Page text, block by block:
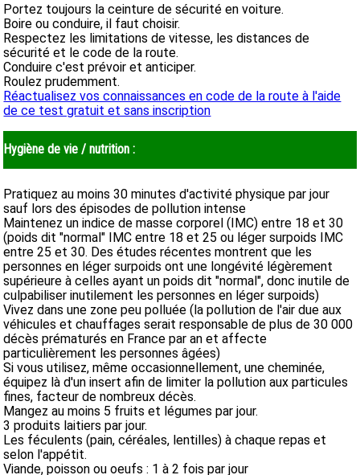
Portez toujours la ceinture de sécurité en voiture.
Boire ou conduire, il faut choisir.
Respectez les limitations de vitesse, les distances de
sécurité et le code de la route.
Conduire c'est prévoir et anticiper.
Roulez prudemment.
Réactualisez vos connaissances en code de la route à l'aide
de ce test gratuit et sans inscription
Hygiène de vie / nutrition :
Pratiquez au moins 30 minutes d'activité physique par jour
sauf lors des épisodes de pollution intense
Maintenez un indice de masse corporel (IMC) entre 18 et 30
(poids dit "normal" IMC entre 18 et 25 ou léger surpoids IMC
entre 25 et 30. Des études récentes montrent que les
personnes en léger surpoids ont une longévité légèrement
supérieure à celles ayant un poids dit "normal", donc inutile de
culpabiliser inutilement les personnes en léger surpoids)
Vivez dans une zone peu polluée (la pollution de l'air due aux
véhicules et chauffages serait responsable de plus de 30 000
décès prématurés en France par an et affecte
particulièrement les personnes âgées)
Si vous utilisez, même occasionnellement, une cheminée,
équipez là d'un insert afin de limiter la pollution aux particules
fines, facteur de nombreux décès.
Mangez au moins 5 fruits et légumes par jour.
3 produits laitiers par jour.
Les féculents (pain, céréales, lentilles) à chaque repas et
selon l'appétit.
Viande, poisson ou oeufs : 1 à 2 fois par jour